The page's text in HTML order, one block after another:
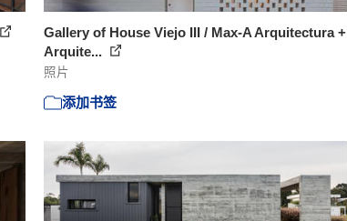
Gallery of House Viejo III / Max-A Arquitectura +
Arquite...
照片
添加书签